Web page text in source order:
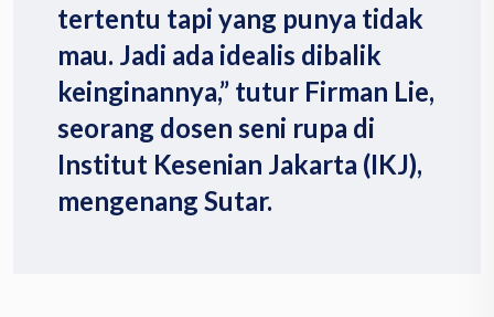
tertentu tapi yang punya tidak
mau. Jadi ada idealis dibalik
keinginannya,” tutur Firman Lie,
seorang dosen seni rupa di
Institut Kesenian Jakarta (IKJ),
mengenang Sutar.